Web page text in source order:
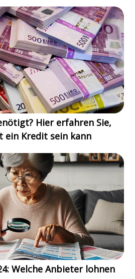
Hier erfahren Sie,
ein Kredit sein kann
Welche Anbieter lohnen